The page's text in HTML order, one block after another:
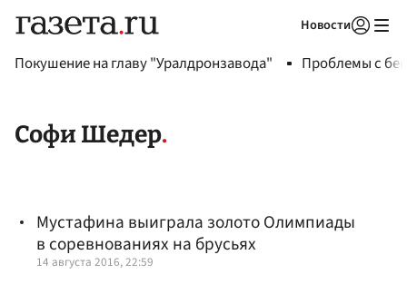
Новости
Покушение на главу "Уралдронзавода" Проблемы с
Софи Шедер
Мустафина выиграла золото Олимпиады
в соревнованиях на брусьях
14 августа 2016, 22:59